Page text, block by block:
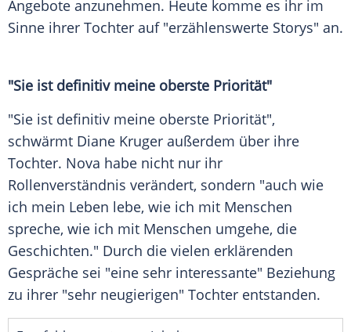
Angebote anzunehmen. Heute komme es ihr im
Sinne ihrer Tochter auf "erzählenswerte Storys" an.
"Sie ist definitiv meine oberste Priorität"
"Sie ist definitiv meine oberste Priorität",
schwärmt Diane Kruger außerdem über ihre
Tochter. Nova habe nicht nur ihr
Rollenverständnis verändert, sondern "auch wie
ich mein Leben lebe, wie ich mit Menschen
spreche, wie ich mit Menschen umgehe, die
Geschichten." Durch die vielen erklärenden
Gespräche sei "eine sehr interessante" Beziehung
zu ihrer "sehr neugierigen" Tochter entstanden.